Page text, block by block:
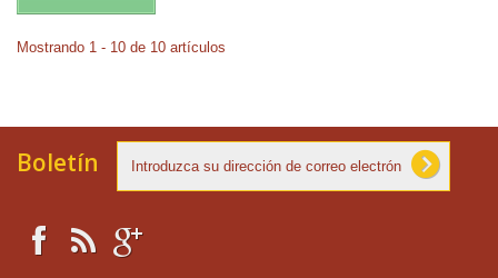
Mostrando 1 - 10 de 10 artículos
Boletín